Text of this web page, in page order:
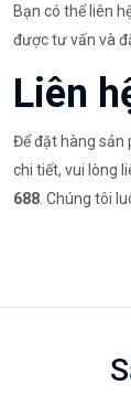
Bạn có thể liên
được tư vấn và
Liên
Để đặt hàng sản
chi tiết, vui lòng
688 . Chúng tôi